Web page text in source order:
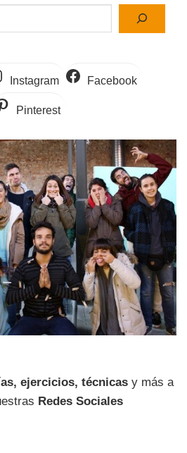
Instagram Facebook
Pinterest
ejercicios, técnicasy más a
Redes Sociales